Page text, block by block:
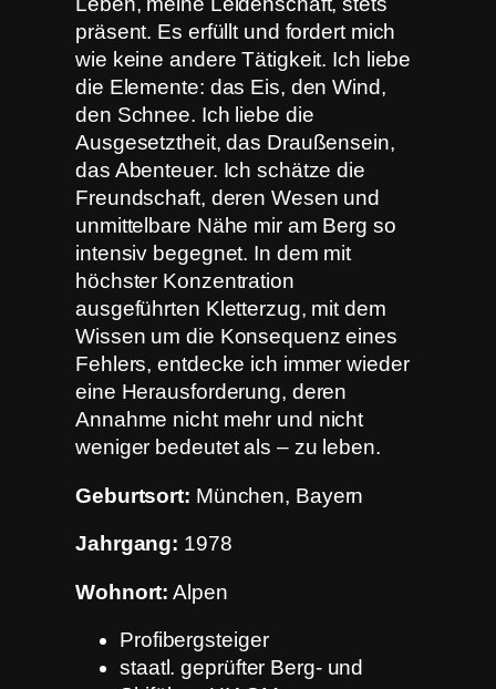
präsent. Es erfüllt und fordert mich
wie keine andere Tätigkeit. Ich liebe
die Elemente: das Eis, den Wind,
den Schnee. Ich liebe die
Ausgesetztheit, das Draußensein,
das Abenteuer. Ich schätze die
Freundschaft, deren Wesen und
unmittelbare Nähe mir am Berg so
intensiv begegnet. In dem mit
höchster Konzentration
ausgeführten Kletterzug, mit dem
Wissen um die Konsequenz eines
Fehlers, entdecke ich immer wieder
eine Herausforderung, deren
Annahme nicht mehr und nicht
weniger bedeutet als – zu leben.
Geburtsort: München, Bayern
Jahrgang: 1978
Wohnort: Alpen
Profibergsteiger
staatl. geprüfter Berg- und